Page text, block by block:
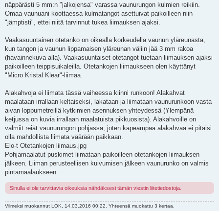
näppärästi 5 mm:n "jalkojensa" varassa vaunurungon kulmien reikiin.
Omaa vaunuani koottaessa kulmatangot asettuivat paikoilleen niin
"jämptisti", ettei niitä tarvinnut tukea liimauksen ajaksi.
Vaakasuuntainen otetanko on oikealla korkeudella vaunun yläreunasta,
kun tangon ja vaunun lippamaisen yläreunan väliin jää 3 mm rakoa
(havainnekuva alla). Vaakasuuntaiset otetangot tuetaan liimauksen ajaksi
paikoilleen teippisuikaleilla. Otetankojen liimaukseen olen käyttänyt
"Micro Kristal Klear"-liimaa.
Alakahvoja ei liimata tässä vaiheessa kiinni runkoon! Alakahvat
maalataan irrallaan keltaiseksi, lakataan ja liimataan vaunurunkoon vasta
aivan loppumetreillä kytkimien asennuksen yhteydessä (Ylempänä
ketjussa on kuvia irrallaan maalatuista pikkuosista). Alakahvoille on
valmiit reiät vaunurungon pohjassa, joten kapeampaa alakahvaa ei pitäisi
olla mahdollista liimata väärään paikkaan.
Elo-t Otetankojen liimaus.jpg
Pohjamaalatut puskimet liimataan paikoilleen otetankojen liimauksen
jälkeen. Liiman perusteellisen kuivumisen jälkeen vaunurunko on valmis
pintamaalaukseen.
Sinulla ei ole tarvittavia oikeuksia nähdäksesi tämän viestin liitetiedostoja.
Viimeksi muokannut LOK , 14.03.2016 00:22. Yhteensä muokattu 3 kertaa.